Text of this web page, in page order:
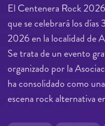
El Centenera Rock
que se celebrará los días
2026 en la localidad de
Se trata de un evento
organizado por la
ha consolidado como
escena rock alternativa